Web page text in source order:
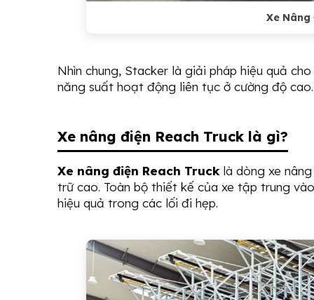
Xe Nâng
Nhìn chung, Stacker là giải pháp hiệu quả
năng suất hoạt động liên tục ở cường độ cao.
Xe nâng điện Reach Truck là gì?
Xe nâng điện Reach Trucklà dòng xe
trữ cao. Toàn bộ thiết kế của xe tập trung
hiệu quả trong các lối đi hẹp.